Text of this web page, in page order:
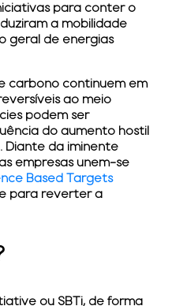
para conter o
a mobilidade
geral de energias
carbono continuem em
ao meio
podem ser
do aumento hostil
da iminente
empresas unem-se
Based Targets
para reverter a
ou SBTi, de forma